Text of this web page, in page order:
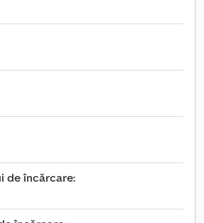
de încărcare: